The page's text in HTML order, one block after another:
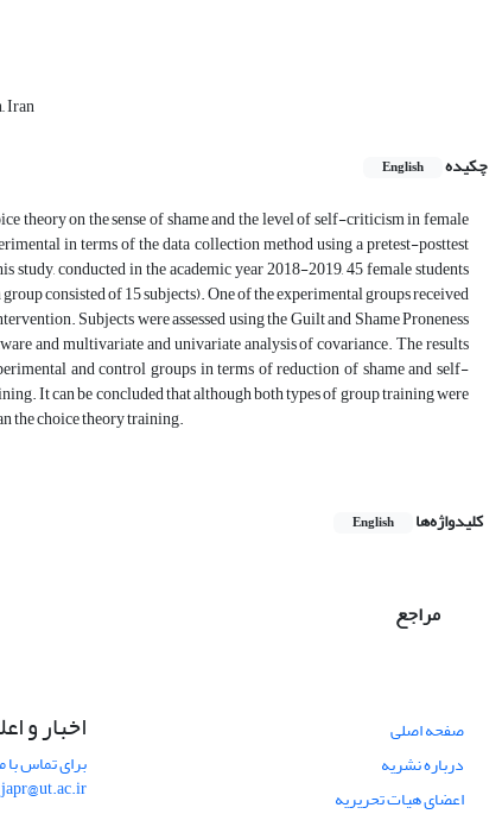
Iran
چکیده
English
theory on the sense of shame and the level of self-criticism in female
in terms of the data collection method using a pretest-posttest
conducted in the academic year 2018-2019, 45 female students
consisted of 15 subjects). One of the experimental groups received
Subjects were assessed using the Guilt and Shame Proneness
and multivariate and univariate analysis of covariance. The results
and control groups in terms of reduction of shame and self-
It can be concluded that although both types of group training were
the choice theory training.
کلیدواژه‌ها English
مراجع
صفحه اصلی
درباره نشریه
اعضای هیات تحریریه
اخبار و
برای تماس با
japr@ut.ac.ir با ...